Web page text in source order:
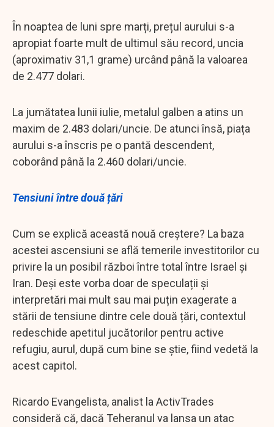
În noaptea de luni spre marți, prețul aurului s-a
apropiat foarte mult de ultimul său record, uncia
(aproximativ 31,1 grame) urcând până la valoarea
de 2.477 dolari.
La jumătatea lunii iulie, metalul galben a atins un
maxim de 2.483 dolari/uncie. De atunci însă, piața
aurului s-a înscris pe o pantă descendent,
coborând până la 2.460 dolari/uncie.
Tensiuni între două țări
Cum se explică această nouă creștere? La baza
acestei ascensiuni se află temerile investitorilor cu
privire la un posibil război între total între Israel și
Iran. Deși este vorba doar de speculații și
interpretări mai mult sau mai puțin exagerate a
stării de tensiune dintre cele două țări, contextul
redeschide apetitul jucătorilor pentru active
refugiu, aurul, după cum bine se știe, fiind vedetă la
acest capitol.
Ricardo Evangelista, analist la ActivTrades
consideră că, dacă Teheranul va lansa un atac